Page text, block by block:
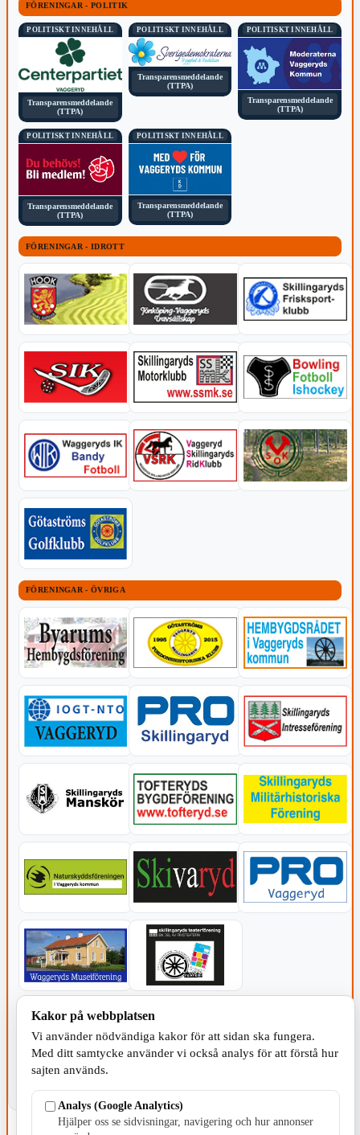
FÖRENINGAR - POLITIK
POLITISKT INNEHÅLL
Transparensmeddelande
(TTPA)
POLITISKT INNEHÅLL
Transparensmeddelande
(TTPA)
POLITISKT INNEHÅLL
Transparensmeddelande
(TTPA)
POLITISKT INNEHÅLL
Transparensmeddelande
(TTPA)
POLITISKT INNEHÅLL
Transparensmeddelande
(TTPA)
FÖRENINGAR - IDROTT
FÖRENINGAR - ÖVRIGA
KOMMUNEN
Kakor på webbplatsen
Vi använder nödvändiga kakor för att sidan ska fungera.
Med ditt samtycke använder vi också analys för att förstå hur
sajten används.
Analys (Google Analytics)
Hjälper oss se sidvisningar, navigering och hur annonser